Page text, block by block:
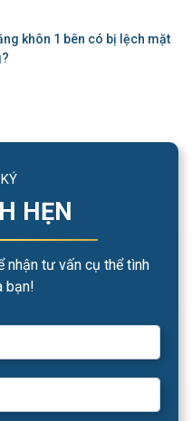
khôn 1 bên có bị lệch mặt
HẸN
nhận tư vấn cụ thể tình
bạn!